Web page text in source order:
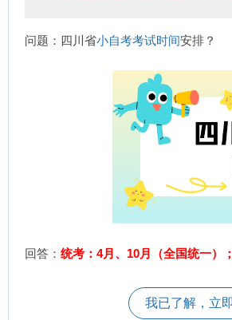
问题：四川省小自考考试时间安排？
回答： 统考：4月、10月（全国统一）
我已了解，立